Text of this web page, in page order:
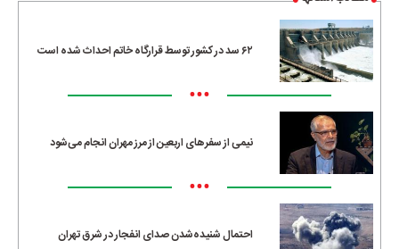
۶۲ سد در کشور توسط قرارگاه خاتم احداث شده است
•••
نیمی از سفرهای اربعین از مرز مهران انجام می‌شود
•••
احتمال شنیده‌شدن صدای انفجار در شرق تهران